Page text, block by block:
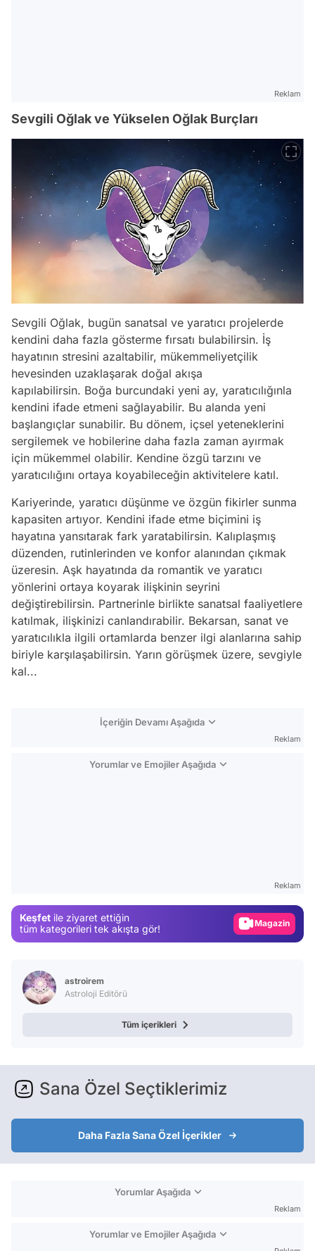
Reklam
Sevgili Oğlak ve Yükselen Oğlak Burçları
Sevgili Oğlak, bugün sanatsal ve yaratıcı projelerde
kendini daha fazla gösterme fırsatı bulabilirsin. İş
hayatının stresini azaltabilir, mükemmeliyetçilik
hevesinden uzaklaşarak doğal akışa
kapılabilirsin. Boğa burcundaki yeni ay, yaratıcılığınla
kendini ifade etmeni sağlayabilir. Bu alanda yeni
başlangıçlar sunabilir. Bu dönem, içsel yeteneklerini
sergilemek ve hobilerine daha fazla zaman ayırmak
için mükemmel olabilir. Kendine özgü tarzını ve
yaratıcılığını ortaya koyabileceğin aktivitelere katıl.
Kariyerinde, yaratıcı düşünme ve özgün fikirler sunma
kapasiten artıyor. Kendini ifade etme biçimini iş
hayatına yansıtarak fark yaratabilirsin. Kalıplaşmış
düzenden, rutinlerinden ve konfor alanından çıkmak
üzeresin. Aşk hayatında da romantik ve yaratıcı
yönlerini ortaya koyarak ilişkinin seyrini
değiştirebilirsin. Partnerinle birlikte sanatsal faaliyetlere
katılmak, ilişkinizi canlandırabilir. Bekarsan, sanat ve
yaratıcılıkla ilgili ortamlarda benzer ilgi alanlarına sahip
biriyle karşılaşabilirsin. Yarın görüşmek üzere, sevgiyle
kal...
İçeriğin Devamı Aşağıda
Reklam
Yorumlar ve Emojiler Aşağıda
Reklam
Keşfet ile ziyaret ettiğin
tüm kategorileri tek akışta gör!
Magazin
astroirem
Astroloji Editörü
Tüm içerikleri
Sana Özel Seçtiklerimiz
Daha Fazla Sana Özel İçerikler
Yorumlar Aşağıda
Reklam
Yorumlar ve Emojiler Aşağıda